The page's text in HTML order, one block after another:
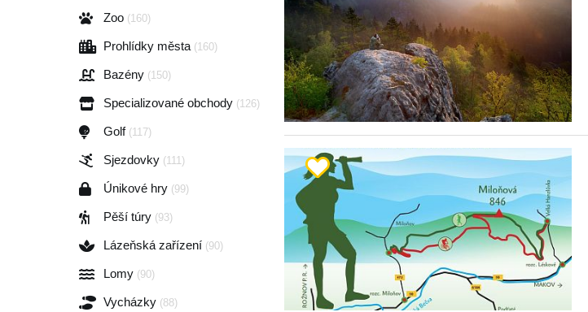
Zoo (160)
Prohlídky města (160)
Bazény (150)
Specializované obchody (126)
Golf (117)
Sjezdovky (111)
Únikové hry (99)
Pěší túry (93)
Lázeňská zařízení (90)
Lomy (90)
Vycházky (88)